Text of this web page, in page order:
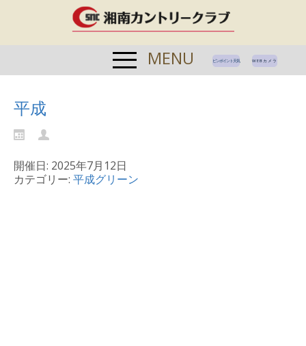
ピンポイント天気 WEBカメラ
MENU
平成
開催日: 2025年7月12日
カテゴリー: 平成グリーン